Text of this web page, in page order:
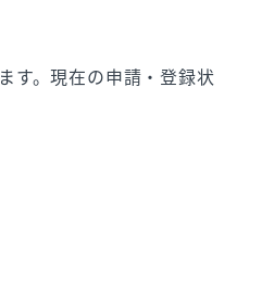
す。現在の申請・登録状